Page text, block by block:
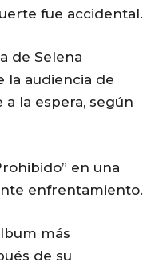
fue accidental.
de Selena
la audiencia de
la espera, según
en una
enfrentamiento.
más
de su